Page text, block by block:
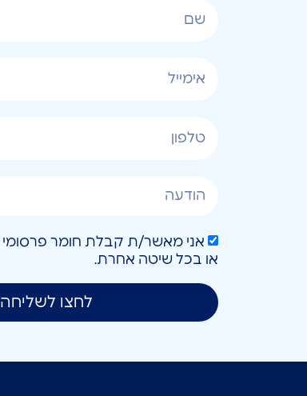
או בכל שיטה אחרת.
לחצו לשליחה